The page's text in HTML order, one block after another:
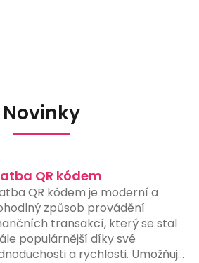
Novinky
QR kódem
QR kódem je moderní a
způsob provádění
transakcí, který se stal
populárnější díky své
a rychlosti. Umožňuje